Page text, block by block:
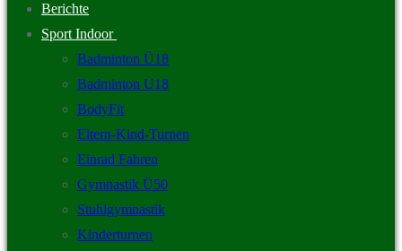
Berichte
Sport Indoor
Badminton Ü18
Badminton U18
BodyFit
Eltern-Kind-Turnen
Einrad Fahren
Gymnastik Ü50
Stuhlgymnastik
Kinderturnen